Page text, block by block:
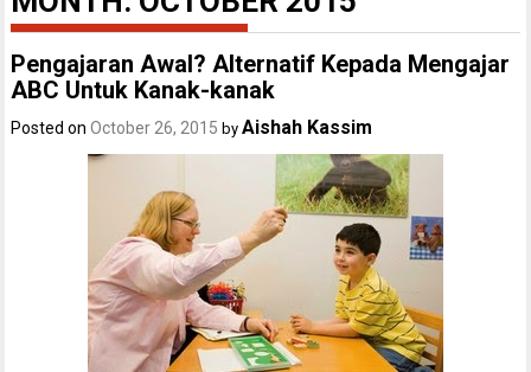
Pengajaran Awal? Alternatif Kepada Mengajar
ABC Untuk Kanak-kanak
Posted onOctober 26, 2015 byAishah Kassim